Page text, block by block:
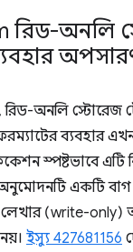
রিড-অনলি
রিড-অনলি স্টোরেজ
ব্যবহার
স্পষ্টভাবে এটি
অনুমোদনটি একটি
(write-only)
ইস্যু 427681156